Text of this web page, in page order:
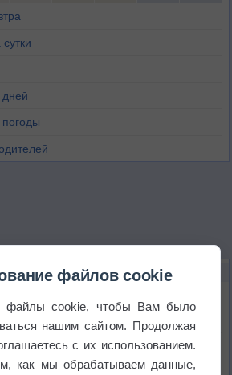
дней
построит маршрут через тень
файлов cookie
файлы cookie, чтобы Вам было
нашим сайтом. Продолжая
с их использованием.
как мы обрабатываем данные,